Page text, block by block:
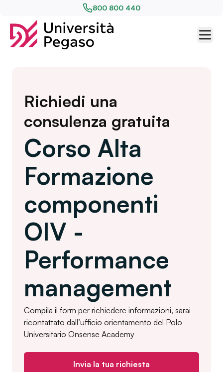
800 800 440
Richiedi una
consulenza gratuita
Corso Alta
Formazione
componenti
OIV -
Performance
management
Compila il form per richiedere informazioni, sarai
ricontattato dall’ufficio orientamento del Polo
Universitario Onsense Academy
Invia la tua richiesta